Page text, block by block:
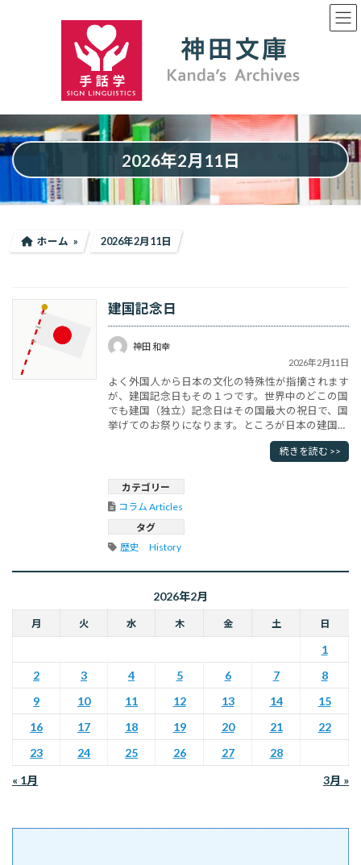
ッ
プ
移
動
2026年2月11日
ホーム 2026年2月11日
建国記念日
神田 和幸
2026年2月11日
よく外国人から日本の文化の特殊性が指摘されます
が、建国記念日もその１つです。世界中のどこの国
でも建国（独立）記念日はその国最大の祝日で、国
挙げてのお祭りになります。ところが日本の建国記
念日は意外に地味です。中には反対する人さえいま
す。外国でも建国記念日に反対する人はいますが、
す。とくに民族が異なる場合には、反対する気持ち
もわからないではありません。もし･･･
続きを読む >>
カテゴリー
コラム Articles
タグ
歴史　History
2026年2月
月 火 水 木 金 土 日
1
2
3 4 5 6 7
8
9
10 11 12 13 14
15
16
17 18 19 20 21
22
23
24 25 26 27
28
« 1月
3月 »